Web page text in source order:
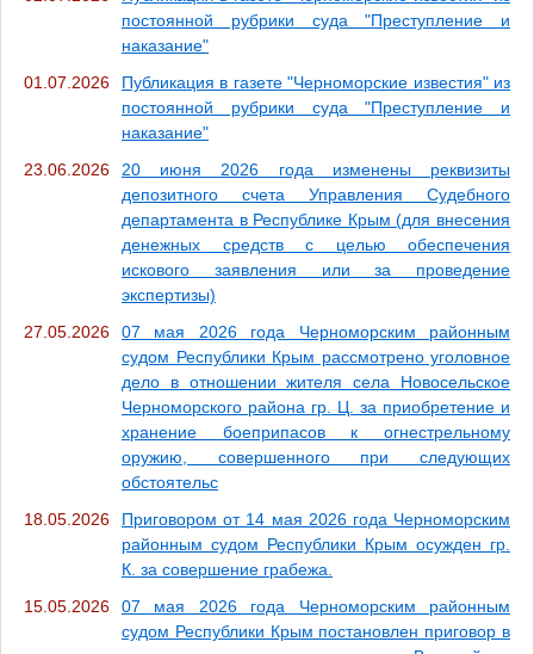
постоянной рубрики суда "Преступление и
наказание"
01.07.2026
Публикация в газете "Черноморские известия" из
постоянной рубрики суда "Преступление и
наказание"
23.06.2026
20 июня 2026 года изменены реквизиты
депозитного счета Управления Судебного
департамента в Республике Крым (для внесения
денежных средств с целью обеспечения
искового заявления или за проведение
экспертизы)
27.05.2026
07 мая 2026 года Черноморским районным
судом Республики Крым рассмотрено уголовное
дело в отношении жителя села Новосельское
Черноморского района гр. Ц. за приобретение и
хранение боеприпасов к огнестрельному
оружию, совершенного при следующих
обстоятельс
18.05.2026
Приговором от 14 мая 2026 года Черноморским
районным судом Республики Крым осужден гр.
К. за совершение грабежа.
15.05.2026
07 мая 2026 года Черноморским районным
судом Республики Крым постановлен приговор в